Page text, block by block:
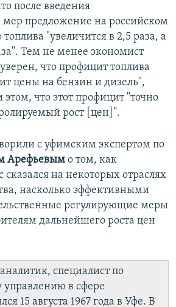
после введения
предложение на российском
"увеличится в 2,5 раза, а
Тем не менее экономист
что профицит топлива
цены на бензин и дизель",
что этот профицит "точно
рост [цен]".
с уфимским экспертом по
Арефьевым о том, как
на некоторых отраслях
насколько эффективными
регулирующие меры
дальнейшего роста цен
специалист по
в сфере
15 августа 1967 года в Уфе. В